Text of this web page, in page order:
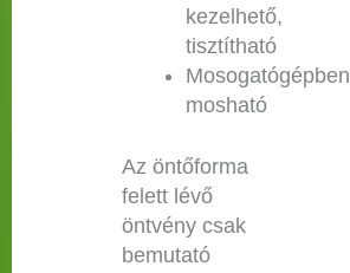
kezelhető,
tisztítható
Mosogatógépben
mosható
Az öntőforma
felett lévő
öntvény csak
bemutató